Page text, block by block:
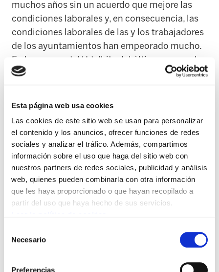
Esta página web usa cookies
Las cookies de este sitio web se usan para personalizar
el contenido y los anuncios, ofrecer funciones de redes
sociales y analizar el tráfico. Además, compartimos
información sobre el uso que haga del sitio web con
nuestros partners de redes sociales, publicidad y análisis
web, quienes pueden combinarla con otra información
que les haya proporcionado o que hayan recopilado a
partir del uso que haya hecho de sus servicios.
Necesario
Preferencias
muchos años sin un acuerdo que mejore las
condiciones laborales y, en consecuencia, las
condiciones laborales de las y los trabajadores
de los ayuntamientos han empeorado mucho.
En las mesas del Udalhitz del último mes no ha
habido pasos adelante, pero debido a las
huelgas y movilizaciones, Eudel nos hizo llegar
una nueva propuesta.
El nuevo texto pone sobre la mesa algunos
contenidos, y ELA y LAB los hemos tomado
como un paso adelante, pero no son
suficientes porque faltan reivindicaciones. De
hecho, faltan, entre otras, las siguientes
reivindicaciones: la recuperación del poder
adquisitivo perdido y que los salarios futuros
para evitar las privatizaciones y la publificación
propio, medidas concretas para los planes de